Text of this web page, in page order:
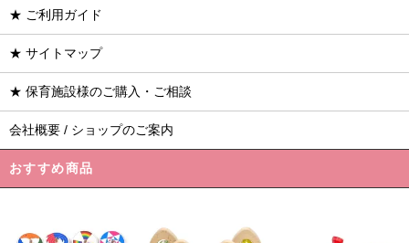
★ ご利用ガイド
★ サイトマップ
★ 保育施設様のご購入・ご相談
会社概要 / ショップのご案内
おすすめ商品